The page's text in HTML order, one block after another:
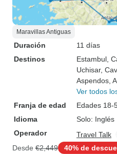
Maravillas Antiguas
Duración
11 días
Destinos
Estambul ,
Uchisar,
Aspendos ,
Ver todos
Franja de edad
Edades 18-
Idioma
Solo: Inglés
Operador
Travel Talk
Desde €2,449 40% de